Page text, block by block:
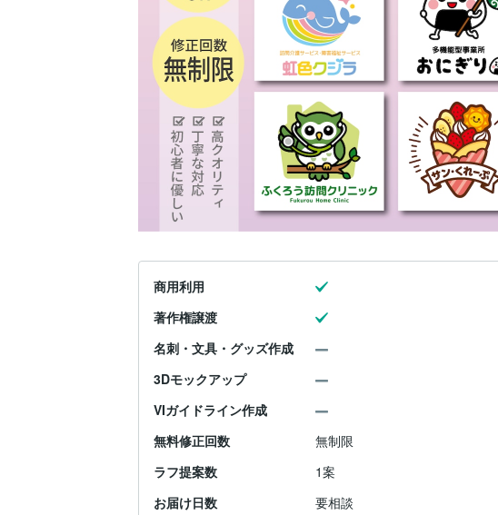
商用利用
著作権譲渡
名刺・文具・グッズ作成
3Dモックアップ
VIガイドライン作成
無料修正回数
無制限
ラフ提案数
1案
お届け日数
要相談